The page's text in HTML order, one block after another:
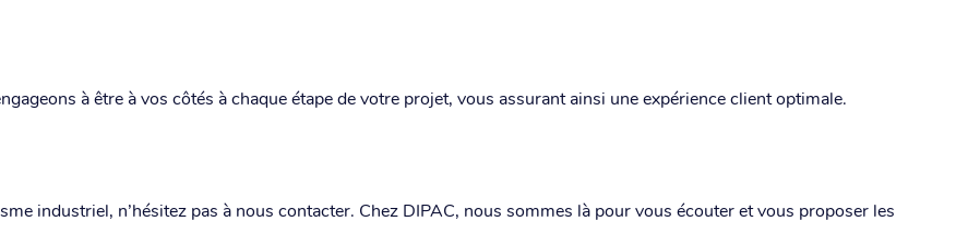
à être à vos côtés à chaque étape de votre projet, vous assurant ainsi une expérience client optimale.
industriel, n’hésitez pas à nous contacter. Chez DIPAC, nous sommes là pour vous écouter et vous proposer les